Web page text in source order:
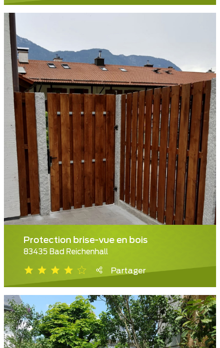
Protection brise-vue en bois
83435 Bad Reichenhall
Partager